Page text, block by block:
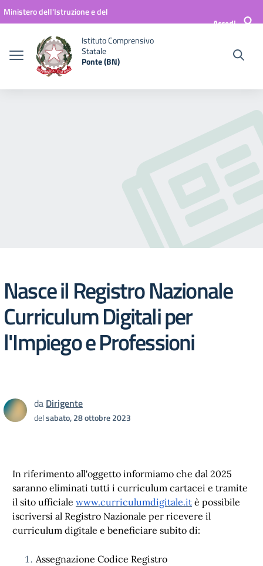
Vai ai contenuti
Vai al menu di navigazione
Vai al footer
Ministero dell'Istruzione e del
Accedi
Istituto Comprensivo
Statale
Ponte (BN)
Nasce il Registro Nazionale
Curriculum Digitali per
l'Impiego e Professioni
da Dirigente
delsabato, 28 ottobre 2023
In riferimento all'oggetto informiamo che dal 2025
saranno eliminati tutti i curriculum cartacei e tramite
il sito ufficiale www.curriculumdigitale.it è possibile
iscriversi al Registro Nazionale per ricevere il
curriculum digitale e beneficiare subito di:
Assegnazione Codice Registro